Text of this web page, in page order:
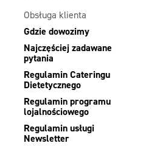
Obsługa klienta
Gdzie dowozimy
Najczęściej zadawane
pytania
Regulamin Cateringu
Dietetycznego
Regulamin programu
lojalnościowego
Regulamin usługi
Newsletter